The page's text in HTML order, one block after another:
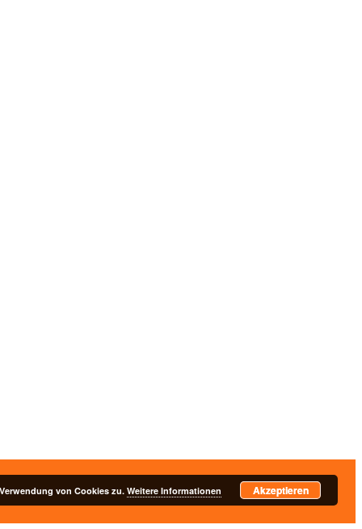
von Cookies zu. Weitere Informationen Akzeptieren